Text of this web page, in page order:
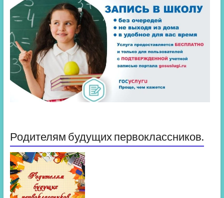
Родителям будущих первоклассников.